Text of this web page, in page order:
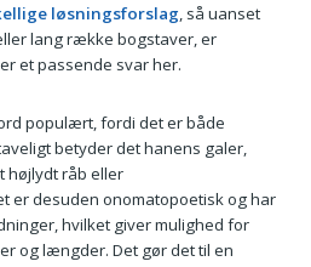
løsningsforslag, så uanset
lang række bogstaver, er
et passende svar her.
populært, fordi det er både
betyder det hanens galer,
højlydt råb eller
er desuden onomatopoetisk og har
hvilket giver mulighed for
og længder. Det gør det til en